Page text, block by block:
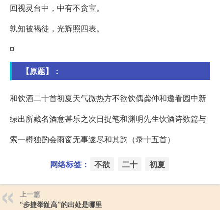
回视灵台中，中有不贪宝。
孰知被褐徒，光辉照四表。
¤
【原题】：
和饮酒二十首初夏天气微热方不欲饮偶龚仲和邀看园中新
绿出所藏名酒意甚乐之次日捉笔和渊明先生饮酒诗数篇与
索一樽独酌会雨窗无事遂尽和其韵（录十五首）
网络标签： 不欲 二十 初夏
上一篇
“步捷举趾高”的出处是哪里